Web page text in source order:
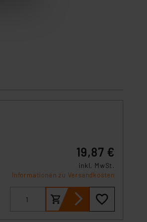
19,87 €
inkl. MwSt.
Informationen zu Versandkosten